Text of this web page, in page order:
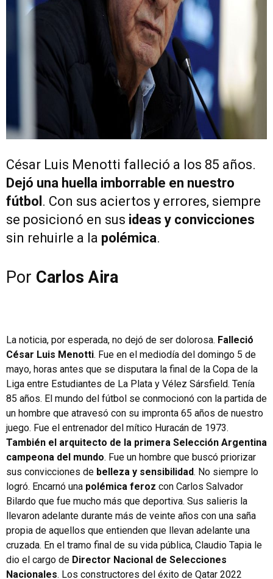
César Luis Menotti falleció a los 85 años.
Dejó una huella imborrable en nuestro
fútbol . Con sus aciertos y errores, siempre
se posicionó en sus ideas y convicciones
sin rehuirle a la polémica.
Por Carlos Aira
La noticia, por esperada, no dejó de ser dolorosa. Falleció
César Luis Menotti. Fue en el mediodía del domingo 5 de
mayo, horas antes que se disputara la final de la Copa de la
Liga entre Estudiantes de La Plata y Vélez Sársfield. Tenía
85 años. El mundo del fútbol se conmocionó con la partida de
un hombre que atravesó con su impronta 65 años de nuestro
juego. Fue el entrenador del mítico Huracán de 1973.
También el arquitecto de la primera Selección Argentina
campeona del mundo. Fue un hombre que buscó priorizar
sus convicciones de belleza y sensibilidad. No siempre lo
logró. Encarnó una polémica feroz con Carlos Salvador
Bilardo que fue mucho más que deportiva. Sus salieris la
llevaron adelante durante más de veinte años con una saña
propia de aquellos que entienden que llevan adelante una
cruzada. En el tramo final de su vida pública, Claudio Tapia le
dio el cargo de Director Nacional de Selecciones
Nacionales. Los constructores del éxito de Qatar 2022